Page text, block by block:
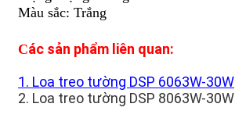
Màu sắc: Trắng
Các sản phẩm liên quan:
1. Loa treo tường DSP 6063W-30W
2. Loa treo tường DSP 8063W-30W